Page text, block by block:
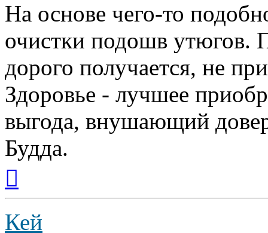
На основе чего-то
очистки подошв утюгов.
дорого получается, не
Здоровье - лучшее
выгода, внушающий
Будда.
началу
Кей